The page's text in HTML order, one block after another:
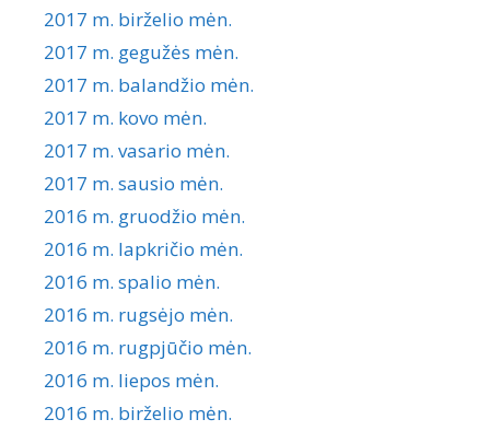
2017 m. birželio mėn.
2017 m. gegužės mėn.
2017 m. balandžio mėn.
2017 m. kovo mėn.
2017 m. vasario mėn.
2017 m. sausio mėn.
2016 m. gruodžio mėn.
2016 m. lapkričio mėn.
2016 m. spalio mėn.
2016 m. rugsėjo mėn.
2016 m. rugpjūčio mėn.
2016 m. liepos mėn.
2016 m. birželio mėn.